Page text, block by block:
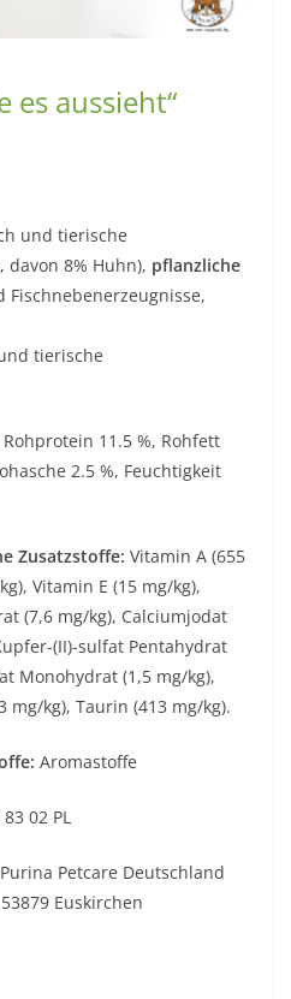
es aussieht“
und tierische
davon 8% Huhn), pflanzliche
Fischnebenerzeugnisse,
tierische
Rohprotein 11.5 %, Rohfett
2.5 %, Feuchtigkeit
Zusatzstoffe: Vitamin A (655
Vitamin E (15 mg/kg),
(7,6 mg/kg), Calciumjodat
(II)-sulfat Pentahydrat
Monohydrat (1,5 mg/kg),
kg), Taurin (413 mg/kg).
Aromastoffe
02 PL
Petcare Deutschland
Euskirchen